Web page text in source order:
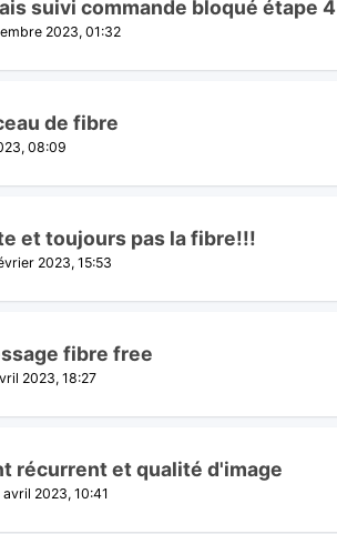
suivi commande bloqué étape 4
2023, 01:32
de fibre
08:09
et toujours pas la fibre!!!
2023, 15:53
fibre free
2023, 18:27
récurrent et qualité d'image
avril 2023, 10:41